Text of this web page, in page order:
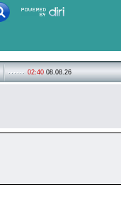
02:40 08.08.26